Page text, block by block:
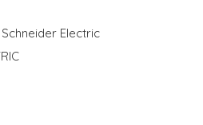
Schneider Electric